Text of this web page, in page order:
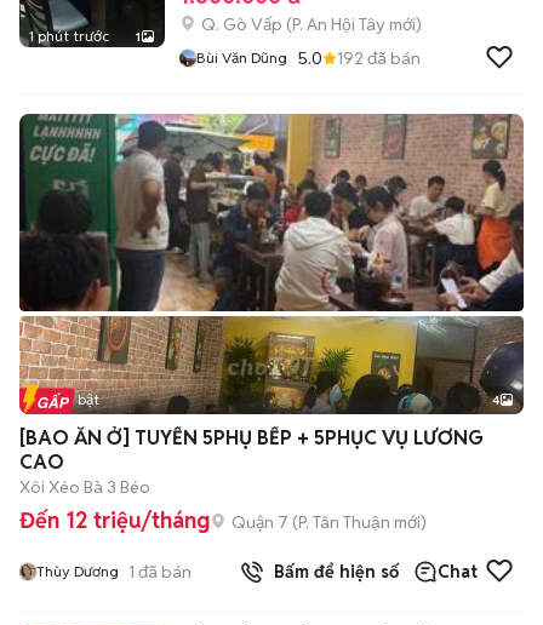
1 phút trước 1
Q. Gò Vấp (P. An Hội Tây mới)
Bùi Văn Dũng 5.0 192 đã bán
Tin nổi bật 4
[BAO ĂN Ở] TUYỂN 5PHỤ BẾP + 5PHỤC VỤ LƯƠNG
CAO
Xôi Xéo Bà 3 Béo
Đến 12 triệu/tháng Quận 7 (P. Tân Thuận mới)
Thùy Dương 1 đã bán Bấm để hiện số Chat